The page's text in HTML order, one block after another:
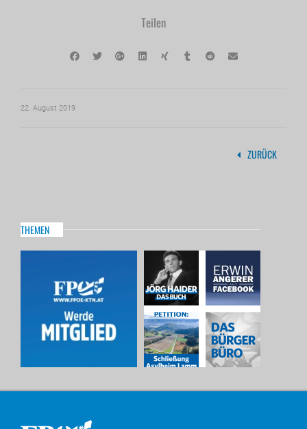
Teilen
22. August 2019
ZURÜCK
THEMEN